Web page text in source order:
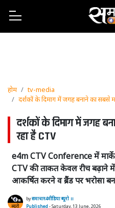
होम
tv-media
दर्शकों के दिमाग में जगह बनाने का सबसे
दर्शकों के दिमाग में जगह
रहा है CTV
e4m CTV Conference में
CTV की ताकत केवल रीच बढ़ाने में
आकर्षित करने व ब्रैंड पर भरोसा
byसमाचार4मीडिया ब्यूरो ।।
Published- Saturday, 13 June, 2026